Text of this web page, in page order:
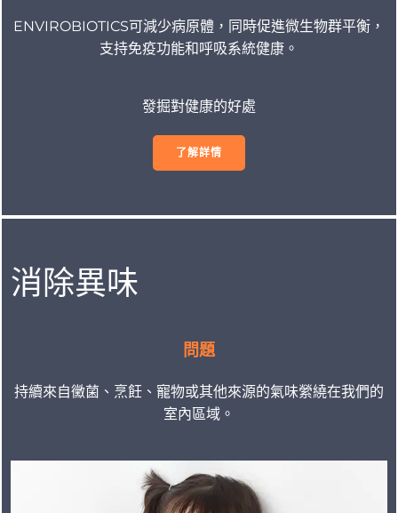
ENVIROBIOTICS可減少病原體，同時促進微生物群平衡，
支持免疫功能和呼吸系統健康。
發掘對健康的好處
了解詳情
消除異味
問題
持續來自黴菌、烹飪、寵物或其他來源的氣味縈繞在我們的
室內區域。